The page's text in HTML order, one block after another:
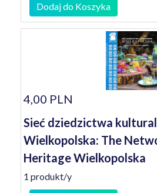
Dodaj do Koszyka
4,00 PLN
Sieć dziedzictwa
Wielkopolska: The
Heritage Wielkopolska
1 produkt/y